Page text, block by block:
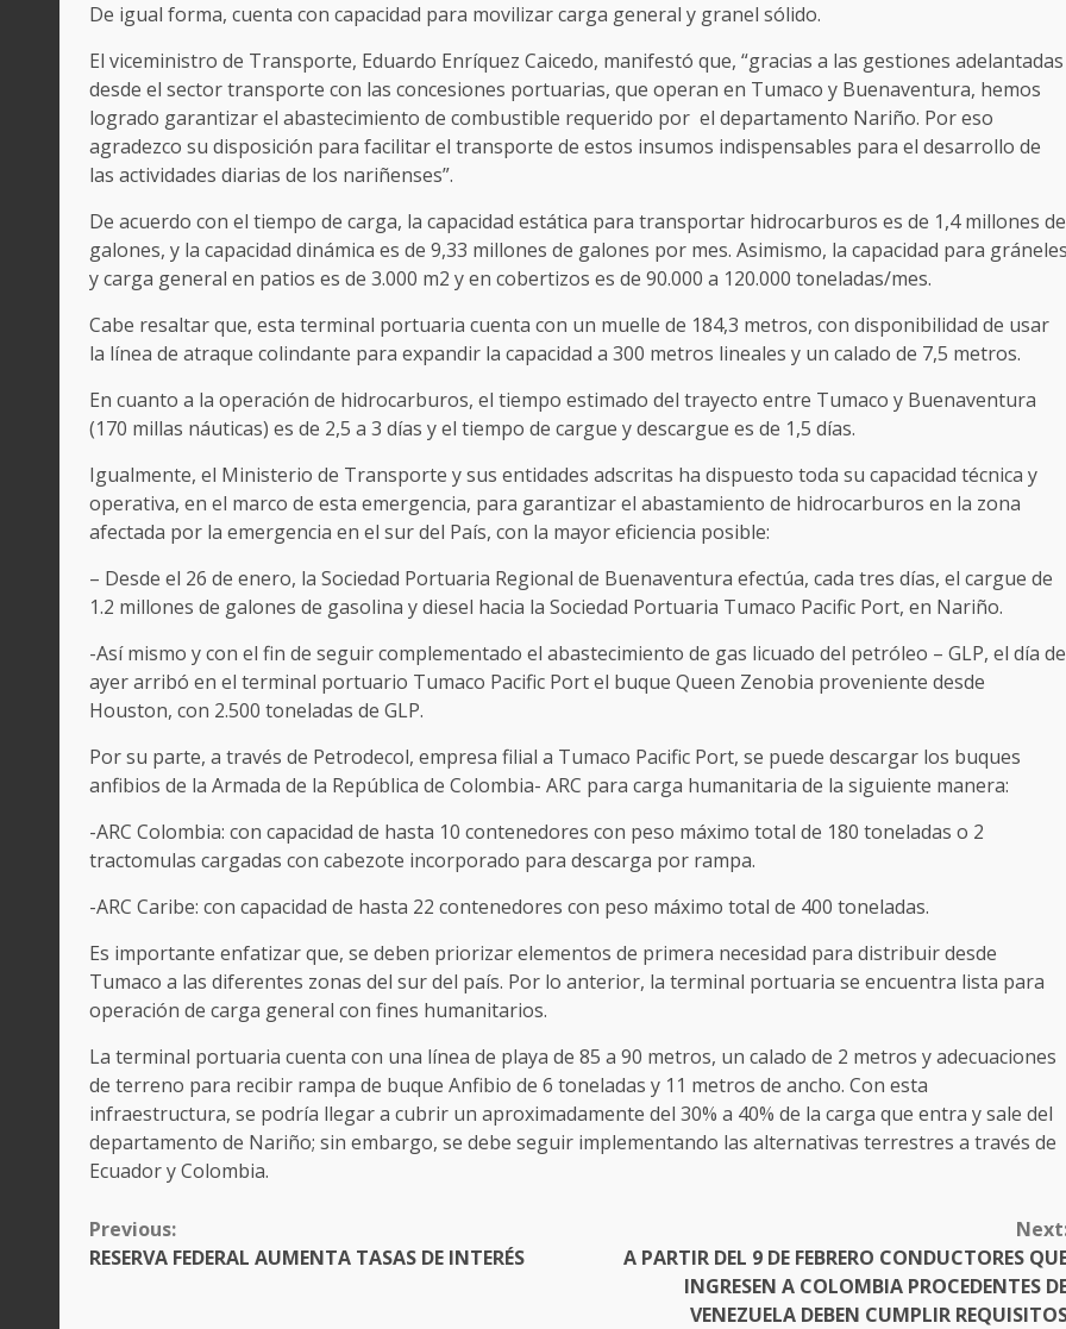
De igual forma, cuenta con capacidad para movilizar carga general y granel sólido.
El viceministro de Transporte, Eduardo Enríquez Caicedo, manifestó que, “gracias a las gestiones adelantadas
desde el sector transporte con las concesiones portuarias, que operan en Tumaco y Buenaventura, hemos
logrado garantizar el abastecimiento de combustible requerido por el departamento Nariño. Por eso
agradezco su disposición para facilitar el transporte de estos insumos indispensables para el desarrollo de
las actividades diarias de los nariñenses”.
De acuerdo con el tiempo de carga, la capacidad estática para transportar hidrocarburos es de 1,4 millones de
galones, y la capacidad dinámica es de 9,33 millones de galones por mes. Asimismo, la capacidad para gráneles
y carga general en patios es de 3.000 m2 y en cobertizos es de 90.000 a 120.000 toneladas/mes.
Cabe resaltar que, esta terminal portuaria cuenta con un muelle de 184,3 metros, con disponibilidad de usar
la línea de atraque colindante para expandir la capacidad a 300 metros lineales y un calado de 7,5 metros.
En cuanto a la operación de hidrocarburos, el tiempo estimado del trayecto entre Tumaco y Buenaventura
(170 millas náuticas) es de 2,5 a 3 días y el tiempo de cargue y descargue es de 1,5 días.
Igualmente, el Ministerio de Transporte y sus entidades adscritas ha dispuesto toda su capacidad técnica y
operativa, en el marco de esta emergencia, para garantizar el abastamiento de hidrocarburos en la zona
afectada por la emergencia en el sur del País, con la mayor eficiencia posible:
– Desde el 26 de enero, la Sociedad Portuaria Regional de Buenaventura efectúa, cada tres días, el cargue de
1.2 millones de galones de gasolina y diesel hacia la Sociedad Portuaria Tumaco Pacific Port, en Nariño.
-Así mismo y con el fin de seguir complementado el abastecimiento de gas licuado del petróleo – GLP, el día de
ayer arribó en el terminal portuario Tumaco Pacific Port el buque Queen Zenobia proveniente desde
Houston, con 2.500 toneladas de GLP.
Por su parte, a través de Petrodecol, empresa filial a Tumaco Pacific Port, se puede descargar los buques
anfibios de la Armada de la República de Colombia- ARC para carga humanitaria de la siguiente manera:
-ARC Colombia: con capacidad de hasta 10 contenedores con peso máximo total de 180 toneladas o 2
tractomulas cargadas con cabezote incorporado para descarga por rampa.
-ARC Caribe: con capacidad de hasta 22 contenedores con peso máximo total de 400 toneladas.
Es importante enfatizar que, se deben priorizar elementos de primera necesidad para distribuir desde
Tumaco a las diferentes zonas del sur del país. Por lo anterior, la terminal portuaria se encuentra lista para
operación de carga general con fines humanitarios.
La terminal portuaria cuenta con una línea de playa de 85 a 90 metros, un calado de 2 metros y adecuaciones
de terreno para recibir rampa de buque Anfibio de 6 toneladas y 11 metros de ancho. Con esta
infraestructura, se podría llegar a cubrir un aproximadamente del 30% a 40% de la carga que entra y sale del
departamento de Nariño; sin embargo, se debe seguir implementando las alternativas terrestres a través de
Ecuador y Colombia.
CONTINUE
READING
Previous:
RESERVA FEDERAL AUMENTA TASAS DE INTERÉS
A PARTIR DEL 9 DE FEBRERO CONDUCTORES
INGRESEN A COLOMBIA PROCEDENTES
VENEZUELA DEBEN CUMPLIR